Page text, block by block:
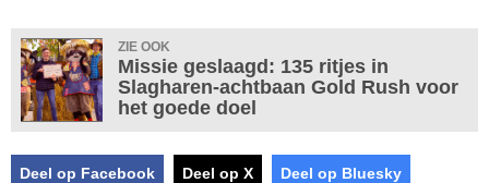
ZIE OOK
Missie geslaagd: 135 ritjes in
Slagharen-achtbaan Gold Rush voor
het goede doel
Deel op Facebook Deel op X Deel op Bluesky